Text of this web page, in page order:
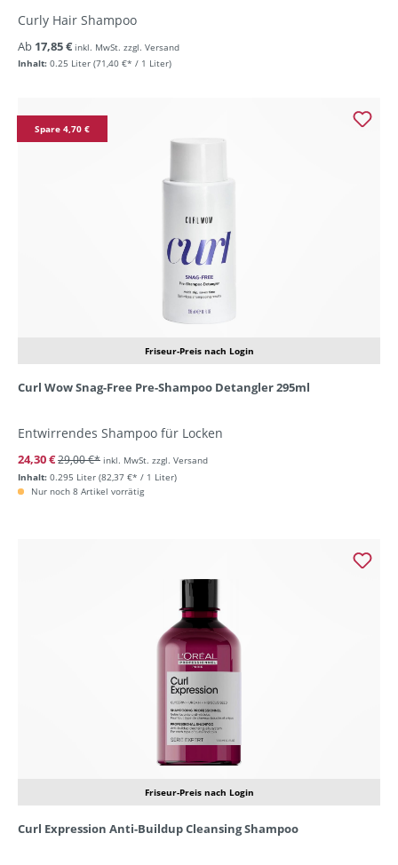
Curly Hair Shampoo
Inhalt: 0.25 Liter (71,40 €* / 1 Liter)
Ab 17,85 € inkl. MwSt. zzgl. Versand
Spare 4,70 €
Friseur-Preis nach Login
Curl Wow Snag-Free Pre-Shampoo Detangler 295ml
Entwirrendes Shampoo für Locken
Inhalt: 0.295 Liter (82,37 €* / 1 Liter)
24,30 €29,00 €* inkl. MwSt. zzgl. Versand
Nur noch 8 Artikel vorrätig
Friseur-Preis nach Login
Curl Expression Anti-Buildup Cleansing Shampoo